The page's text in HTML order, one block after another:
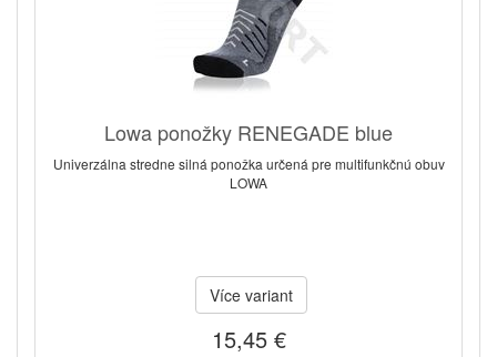
Lowa ponožky RENEGADE blue
Univerzálna stredne silná ponožka určená pre multifunkčnú obuv
LOWA
Více variant
15,45 €